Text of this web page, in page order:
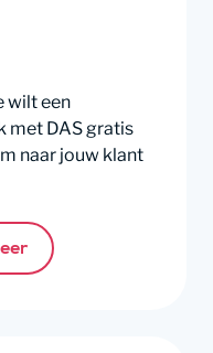
wilt een
met DAS gratis
naar jouw klant